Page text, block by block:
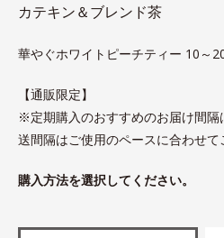
カテキン＆ブレンド茶
華やぐホワイトピーチティー 10～
【通販限定】
※定期購入のおすすめのお届け間
送間隔はご使用のペースに合わせて
購入方法を選択してください。